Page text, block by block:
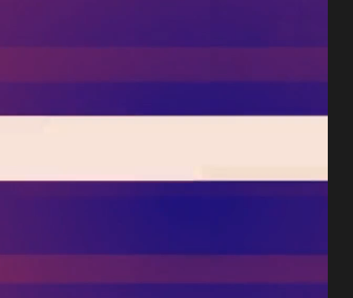
على تقدم